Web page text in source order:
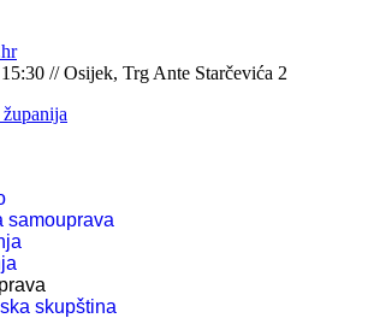
// Osijek, Trg Ante Starčevića 2
samouprava
skupština